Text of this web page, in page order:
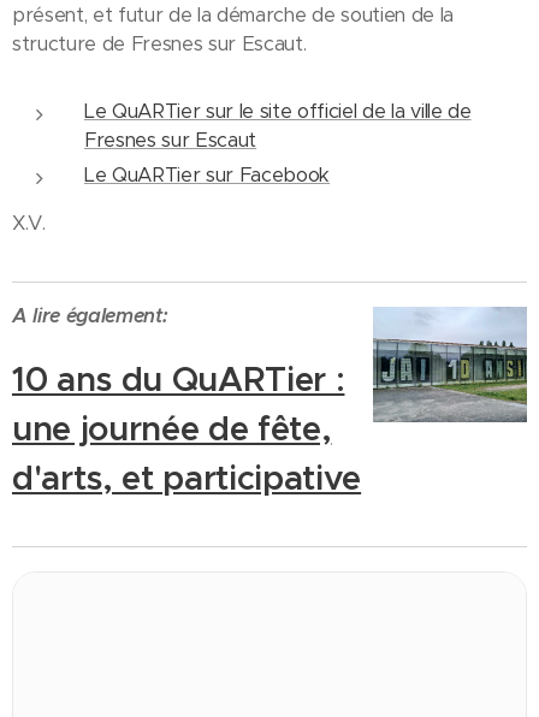
présent, et futur de la démarche de soutien de la
structure de Fresnes sur Escaut.
Le QuARTier sur le site officiel de la ville de
Fresnes sur Escaut
Le QuARTier sur Facebook
X.V.
A lire également:
10 ans du QuARTier :
une journée de fête,
d'arts, et participative